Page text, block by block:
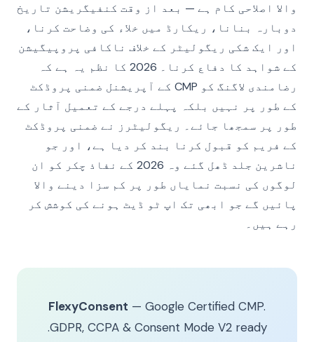
والا اصلاحی کام ہے — بعد از وقت کنفیگریشن تاریخ
دوبارہ بنانا، ریکارڈ میں خلاء کی وضاحت کرنا،
اور ایک شکی ریگولیٹر کے خلاف ناکافی پروپیگیشن
کے شواہد کا دفاع کرنا۔ 2026 کا نظم یہ ہے کہ
رضامندی لاگنگ کو CMP کے آپریشنل ضمنی پروڈکٹ
کے طور پر نہیں بلکہ پہلے درجے کے تعمیل آثار کے
طور پر سمجھا جائے۔ ریگولیٹرز نے ضمنی پروڈکٹ
کے فریم کو قبول کرنا بند کر دیا ہے، اور جو
ناشرین جلد ڈھل گئے وہ 2026 کے نفاذ چکر کو ان
لوگوں کی نسبت نمایاں طور پر کم سزا دینے والا
پائیں گے جو ابھی تک اپ ٹو ڈیٹ ہونے کی کوشش کر
رہے ہیں۔
FlexyConsent — Google Certified CMP.
GDPR, CCPA & Consent Mode V2 ready.